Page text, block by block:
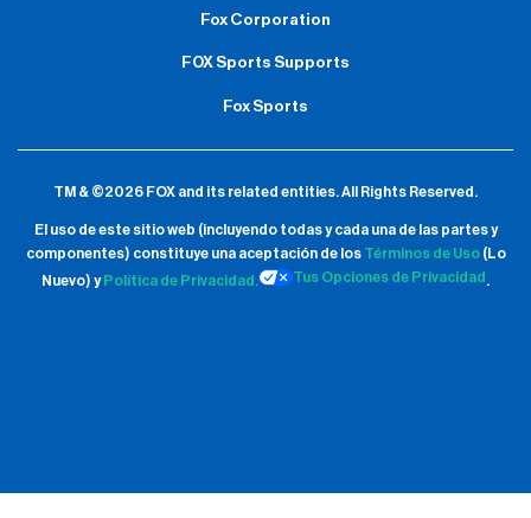
Fox Corporation
FOX Sports Supports
Fox Sports
TM & ©2026 FOX and its related entities.All Rights Reserved.
El uso de este sitio web (incluyendo todas y cada una de las partes y
componentes) constituye una aceptación de los Términos de Uso(Lo
Nuevo) y Política de Privacidad. Tus Opciones de Privacidad .